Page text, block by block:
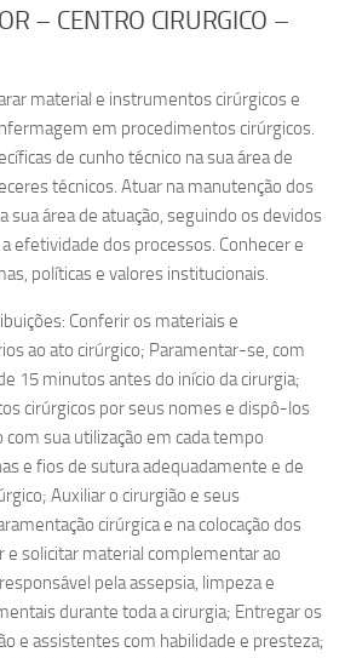
– CENTRO CIRURGICO –
material e instrumentos cirúrgicos e
em procedimentos cirúrgicos.
de cunho técnico na sua área de
técnicos. Atuar na manutenção dos
sua área de atuação, seguindo os devidos
efetividade dos processos. Conhecer e
políticas e valores institucionais.
Conferir os materiais e
ao ato cirúrgico; Paramentar-se, com
15 minutos antes do início da cirurgia;
cirúrgicos por seus nomes e dispô-los
com sua utilização em cada tempo
e fios de sutura adequadamente e de
Auxiliar o cirurgião e seus
cirúrgica e na colocação dos
e solicitar material complementar ao
pela assepsia, limpeza e
durante toda a cirurgia; Entregar os
e assistentes com habilidade e presteza;